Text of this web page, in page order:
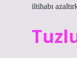
iltihabı